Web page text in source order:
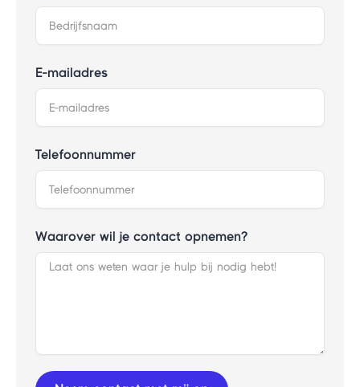
E-mailadres
Telefoonnummer
Waarover wil je contact opnemen?